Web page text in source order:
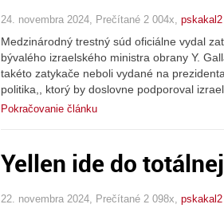
24. novembra 2024, Prečítané 2 004x, pskakal2
Medzinárodný trestný súd oficiálne vydal
bývalého izraelského ministra obrany Y.
takéto zatykače neboli vydané na
politika,, ktorý by doslovne podporoval
Pokračovanie článku
Yellen ide do
22. novembra 2024, Prečítané 2 098x, pskakal2